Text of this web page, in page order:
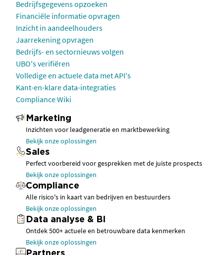
Bedrijfsgegevens opzoeken
Financiële informatie opvragen
Inzicht in aandeelhouders
Jaarrekening opvragen
Bedrijfs- en sectornieuws volgen
UBO's verifiëren
Volledige en actuele data met API's
Kant-en-klare data-integraties
Compliance Wiki
Marketing
Inzichten voor leadgeneratie en marktbewerking
Bekijk onze oplossingen
Sales
Perfect voorbereid voor gesprekken met de juiste prospects
Bekijk onze oplossingen
Compliance
Alle risico's in kaart van bedrijven en bestuurders
Bekijk onze oplossingen
Data analyse & BI
Ontdek 500+ actuele en betrouwbare data kenmerken
Bekijk onze oplossingen